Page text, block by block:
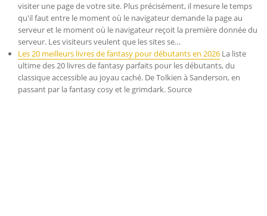
visiter une page de votre site. Plus précisément, il mesure le temps
qu'il faut entre le moment où le navigateur demande la page au
serveur et le moment où le navigateur reçoit la première donnée du
serveur. Les visiteurs veulent que les sites se…
Les 20 meilleurs livres de fantasy pour débutants en 2026 La liste
ultime des 20 livres de fantasy parfaits pour les débutants, du
classique accessible au joyau caché. De Tolkien à Sanderson, en
passant par la fantasy cosy et le grimdark. Source